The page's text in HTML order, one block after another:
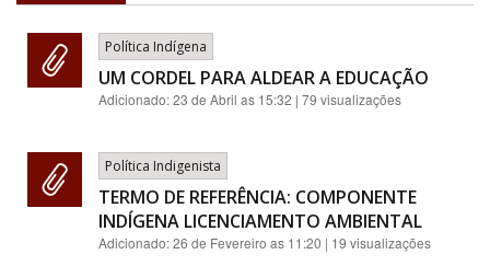
Política Indígena
UM CORDEL PARA ALDEAR A EDUCAÇÃO
Adicionado:23 de Abril as 15:32 | 79 visualizações
Política Indigenista
TERMO DE REFERÊNCIA: COMPONENTE
INDÍGENA LICENCIAMENTO AMBIENTAL
Adicionado:26 de Fevereiro as 11:20 | 19 visualizações